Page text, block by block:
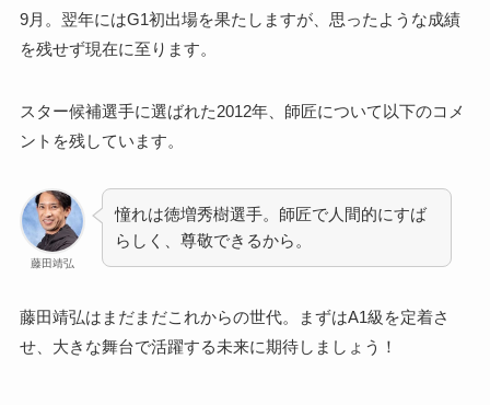
9月。翌年にはG1初出場を果たしますが、思ったような成績
を残せず現在に至ります。
スター候補選手に選ばれた2012年、師匠について以下のコメ
ントを残しています。
藤田靖弘
憧れは徳増秀樹選手。師匠で人間的にすば
らしく、尊敬できるから。
藤田靖弘はまだまだこれからの世代。まずはA1級を定着さ
せ、大きな舞台で活躍する未来に期待しましょう！